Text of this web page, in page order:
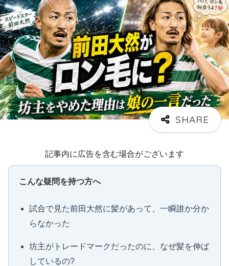
記事内に広告を含む場合がございます
こんな疑問を持つ方へ
試合で見た前田大然に髪があって、一瞬誰か分か
らなかった
坊主がトレードマークだったのに、なぜ髪を伸ば
しているの?